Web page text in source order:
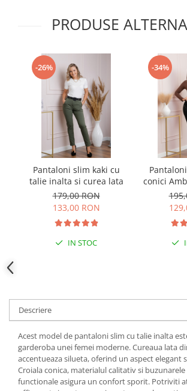
PRODUSE
-26%
Pantaloni slim kaki cu
talie inalta si curea lata
179,00 RON
133,00 RON
IN STOC
-34%
conici
Descriere
Acest model de pantaloni slim cu talie inalta
garderoba unei femei moderne. Cureaua lata
accentueaza silueta, oferind un aspect elegant
Croiala conica, materialul calitativ si
functionale asigura un confort sporit. Potriviti